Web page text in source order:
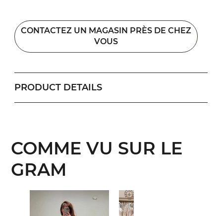
CONTACTEZ UN MAGASIN PRÈS DE CHEZ
VOUS
PRODUCT DETAILS
COMME VU SUR LE
GRAM